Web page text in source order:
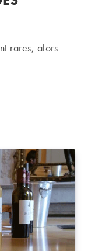
rares, alors
alcoolisée préférée des